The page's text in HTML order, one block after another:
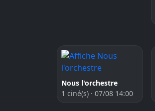
Nous l'orchestre
1 ciné(s) · 07/08 14:00